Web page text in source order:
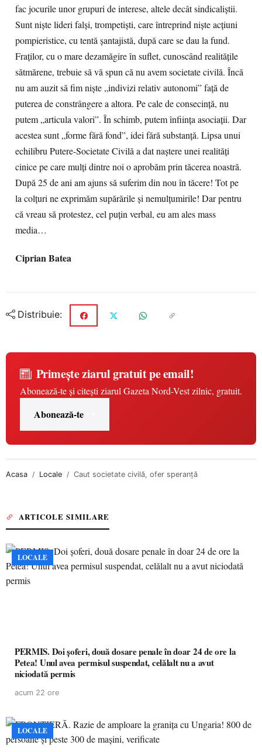
fac jocurile unor grupuri de interese, altele decât sindicaliştii.
Sunt nişte lideri falşi, trompetişti, care întreprind nişte acţiuni
pompieristice, cu tentă şantajistă, după care se dau la fund.
Fraţilor, cu o mare dezamăgire în suflet, cunoscând realităţile
sătmărene, trebuie să vă spun că nu avem societate civilă. Încă
nu am auzit să fim nişte „indivizi relativ autonomi” faţă de
puterea de constrângere a altora. Pe cale de consecinţă, nu
putem „articula valori”. În schimb, putem înfiinţa asociaţii. Dar
acestea sunt „forme fără fond”, idei fără substanţă. Lipsa unui
echilibru Putere-Societate Civilă a dat naştere unei realităţi
cinice pe care mulţi dintre noi o aprobăm prin tăcerea noastră.
După 25 de ani am ajuns să suferim din nou în tăcere! Tot pe
la colţuri ne exprimăm supărările şi nemulţumirile! Dar pentru
că vreau să protestez, cel puţin verbal, eu am ales mass
media…
Ciprian Batea
Distribuie:
Primește ziarul gratuit pe email!
Abonează-te și citești ziarul Gazeta Nord-Vest zilnic, gratuit.
Abonează-te
Acasa Locale Caut societate civilă, ofer speranţă
ARTICOLE SIMILARE
LOCALE
PERMIS. Doi șoferi, două dosare penale în doar 24 de ore la
Petea! Unul avea permisul suspendat, celălalt nu a avut
niciodată permis
acum 22 ore
LOCALE